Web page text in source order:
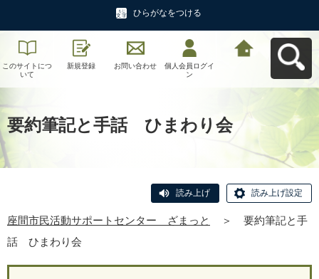
ひらがなをつける
このサイトにつ
いて
新規登録 お問い合わせ
個人会員ログイ
ン
要約筆記と手話 ひまわり会
読み上げ 読み上げ設定
座間市民活動サポートセンター ざまっと ＞
要約筆記と手
話 ひまわり会